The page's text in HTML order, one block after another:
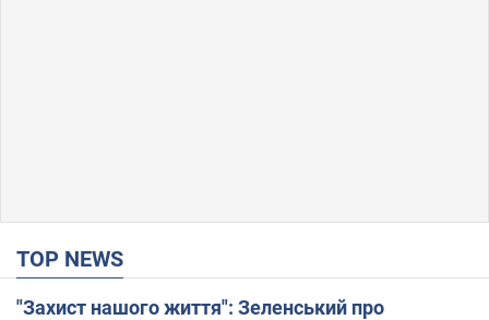
TOP NEWS
"Захист нашого життя": Зеленський про